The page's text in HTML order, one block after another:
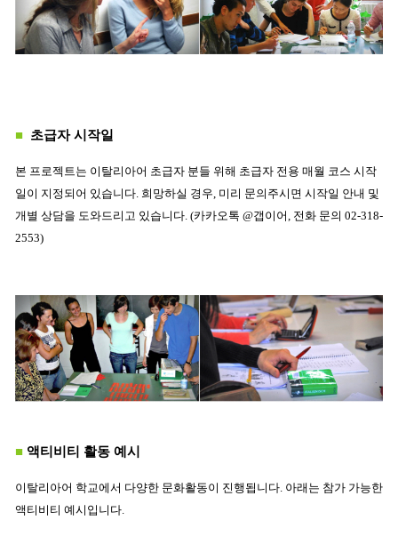
■ 초급자 시작일
본 프로젝트는 이탈리아어 초급자 분들 위해 초급자 전용 매월 코스 시작
일이 지정되어 있습니다. 희망하실 경우, 미리 문의주시면 시작일 안내 및
개별 상담을 도와드리고 있습니다. (카카오톡 @갭이어, 전화 문의 02-318-
2553)
■ 액티비티 활동 예시
이탈리아어 학교에서 다양한 문화활동이 진행됩니다. 아래는 참가 가능한
액티비티 예시입니다.